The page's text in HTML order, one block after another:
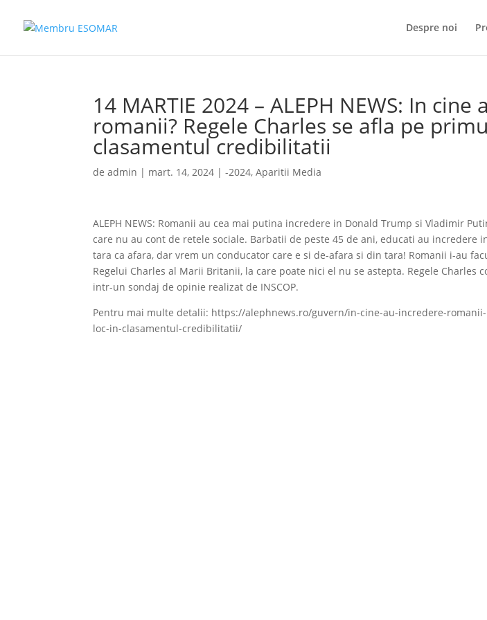
Despre noi
14 MARTIE 2024 – ALEPH NEWS: In
romanii? Regele Charles se afla pe
clasamentul credibilitatii
deadmin | mart. 14, 2024 |-2024,Aparitii Media
ALEPH NEWS: Romanii au cea mai putina incredere in Donald Trump si Vladimir
care nu au cont de retele sociale. Barbatii de peste 45 de ani, educati au incredere
tara ca afara, dar vrem un conducator care e si de-afara si din tara! Romanii i-au
Regelui Charles al Marii Britanii, la care poate nici el nu se astepta. Regele Charles
intr-un sondaj de opinie realizat de INSCOP.
Pentru mai multe detalii: https://alephnews.ro/guvern/in-cine-au-incredere-
loc-in-clasamentul-credibilitatii/